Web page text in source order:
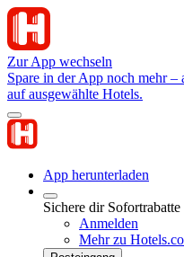
Zur App wechseln
Spare in der App noch mehr
auf ausgewählte Hotels.
App herunterladen
Sichere dir
Anmelden
Mehr zu